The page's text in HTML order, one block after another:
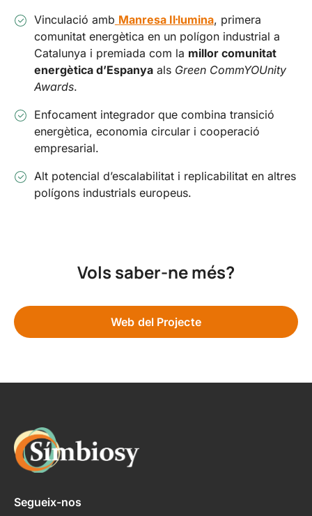
Vinculació amb Manresa Il·lumina, primera
comunitat energètica en un polígon industrial a
Catalunya i premiada com la millor comunitat
energètica d’Espanyaals Green CommYOUnity
Awards.
Enfocament integrador que combina transició
energètica, economia circular i cooperació
empresarial.
Alt potencial d’escalabilitat i replicabilitat en altres
polígons industrials europeus.
Vols saber-ne més?
Web del Projecte
Segueix-nos